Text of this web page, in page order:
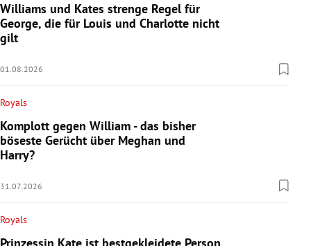
Williams und Kates strenge Regel für
George, die für Louis und Charlotte nicht
gilt
01.08.2026
Royals
Komplott gegen William - das bisher
böseste Gerücht über Meghan und
Harry?
31.07.2026
Royals
Prinzessin Kate ist bestgekleidete Person